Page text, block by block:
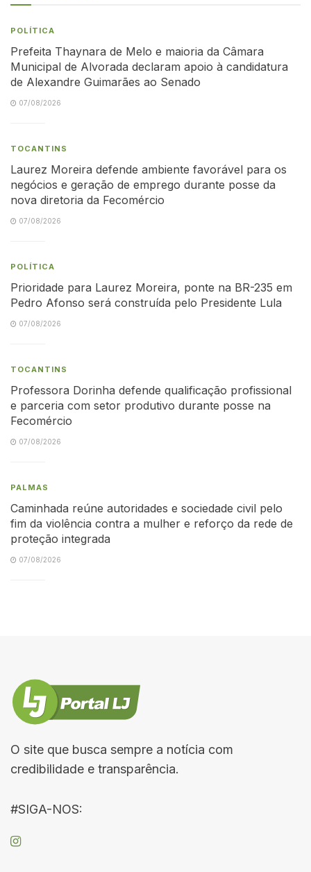
POLÍTICA
Prefeita Thaynara de Melo e maioria da Câmara
Municipal de Alvorada declaram apoio à candidatura
de Alexandre Guimarães ao Senado
07/08/2026
TOCANTINS
Laurez Moreira defende ambiente favorável para os
negócios e geração de emprego durante posse da
nova diretoria da Fecomércio
07/08/2026
POLÍTICA
Prioridade para Laurez Moreira, ponte na BR-235 em
Pedro Afonso será construída pelo Presidente Lula
07/08/2026
TOCANTINS
Professora Dorinha defende qualificação profissional
e parceria com setor produtivo durante posse na
Fecomércio
07/08/2026
PALMAS
Caminhada reúne autoridades e sociedade civil pelo
fim da violência contra a mulher e reforço da rede de
proteção integrada
07/08/2026
O site que busca sempre a notícia com
credibilidade e transparência.
#SIGA-NOS: